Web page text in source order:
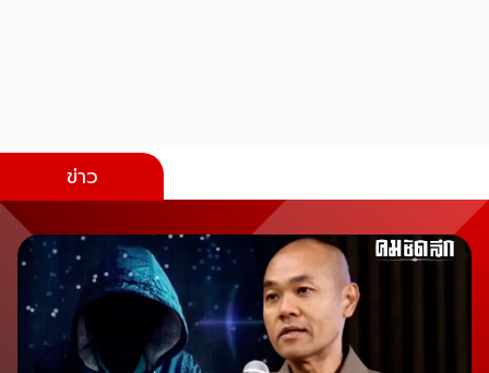
ข่าว